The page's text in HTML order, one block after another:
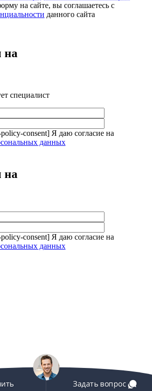
на сайте, вы соглашаетесь с
данного сайта
на
специалист
consent] Я даю согласие на
данных
на
consent] Я даю согласие на
данных
Задать вопрос